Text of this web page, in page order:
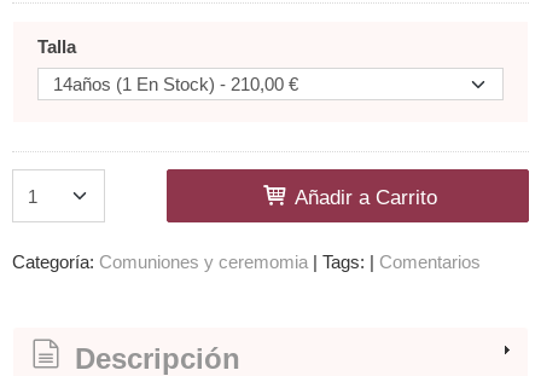
Talla
Añadir a Carrito
Categoría: Comuniones y ceremomia | Tags: | Comentarios
Descripción